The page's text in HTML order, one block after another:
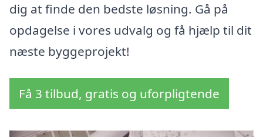
dig at finde den bedste løsning. Gå på
opdagelse i vores udvalg og få hjælp til dit
næste byggeprojekt!
Få 3 tilbud, gratis og uforpligtende